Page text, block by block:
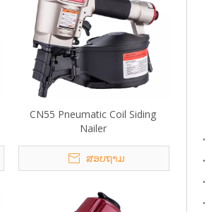
CN55 Pneumatic Coil Siding
Nailer
ສອບຖາມ